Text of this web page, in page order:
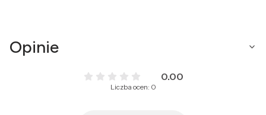
Opinie
0.00
Liczba ocen: 0